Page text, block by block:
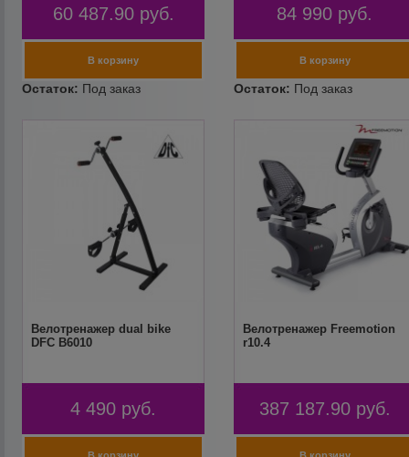
60 487.90 руб. 84 990 руб.
Велотренажер dual bike
DFC B6010
4 490 руб.
Велотренажер Freemotion
r10.4
387 187.90 руб.